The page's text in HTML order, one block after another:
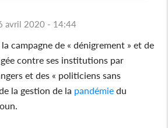
avril 2020 - 14:44
la campagne de « dénigrement » et de
contre ses institutions par
et des « politiciens sans
la gestion de la pandémie du